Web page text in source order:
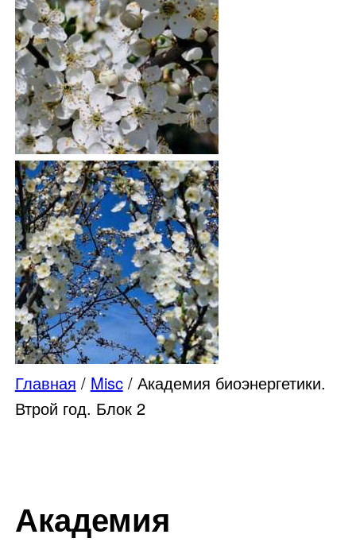
Главная / Misc/ Академия биоэнергетики.
Втрой год. Блок 2
Академия